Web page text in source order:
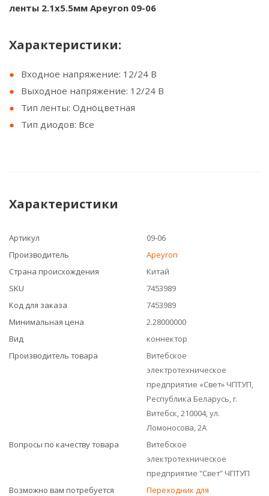
ленты 2.1х5.5мм Apeyron 09-06
Характеристики:
Входное напряжение: 12/24 В
Выходное напряжение: 12/24 В
Тип ленты: Одноцветная
Тип диодов: Все
Характеристики
Артикул
09-06
Производитель
Apeyron
Страна происхождения
Китай
SKU
7453989
Код для заказа
7453989
Минимальная цена
2.28000000
Вид
коннектор
Производитель товара
Витебское
электротехническое
предприятие «Свет» ЧПТУП,
Республика Беларусь, г.
Витебск, 210004, ул.
Ломоносова, 2А
Вопросы по качеству товара
Витебское
электротехническое
предприятие "Свет" ЧПТУП
Возможно вам потребуется
Переходник для